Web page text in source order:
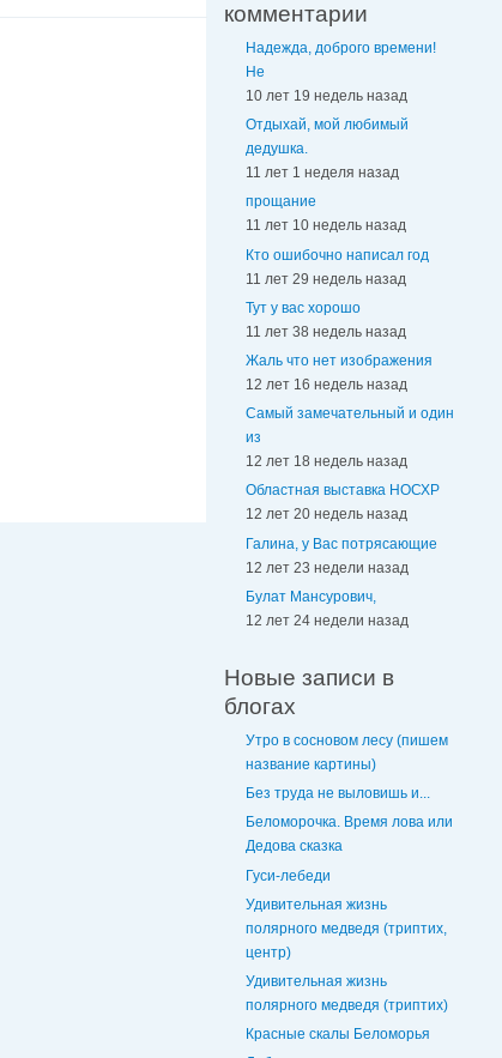
комментарии
Надежда, доброго времени!
Не
10 лет 19 недель назад
Отдыхай, мой любимый
дедушка.
11 лет 1 неделя назад
прощание
11 лет 10 недель назад
Кто ошибочно написал год
11 лет 29 недель назад
Тут у вас хорошо
11 лет 38 недель назад
Жаль что нет изображения
12 лет 16 недель назад
Самый замечательный и один
из
12 лет 18 недель назад
Областная выставка НОСХР
12 лет 20 недель назад
Галина, у Вас потрясающие
12 лет 23 недели назад
Булат Мансурович,
12 лет 24 недели назад
Новые записи в
блогах
Утро в сосновом лесу (пишем
название картины)
Без труда не выловишь и...
Беломорочка. Время лова или
Дедова сказка
Гуси-лебеди
Удивительная жизнь
полярного медведя (триптих,
центр)
Удивительная жизнь
полярного медведя (триптих)
Красные скалы Беломорья